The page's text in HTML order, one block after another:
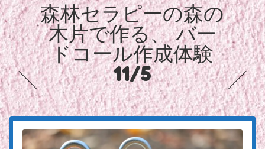
森林セラピーの森の
木片で作る、 バー
ドコール作成体験
11/5